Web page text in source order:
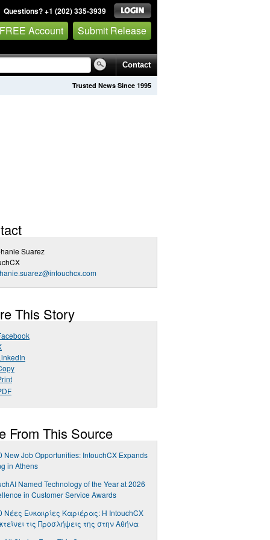
Questions? +1 (202) 335-3939
Account Submit Release
Contact
Trusted News Since 1995
Suarez
This Story
From This Source
New Job Opportunities: IntouchCX Expands
in Athens
Named Technology of the Year at 2026
in Customer Service Awards
Νέες Ευκαιρίες Καριέρας: Η IntouchCX
τις Προσλήψεις της στην Αθήνα